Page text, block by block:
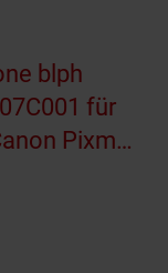
blph
für
Pixma